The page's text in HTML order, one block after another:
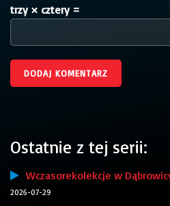
trzy × cztery =
Ostatnie z tej serii:
Wczasorekolekcje w
2026-07-29